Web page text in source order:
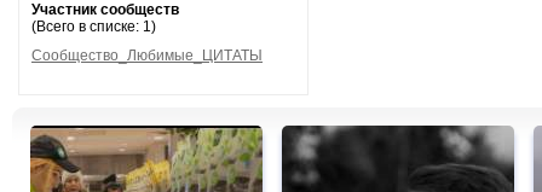
Участник сообществ
(Всего в списке: 1)
Сообщество_Любимые_ЦИТАТЫ